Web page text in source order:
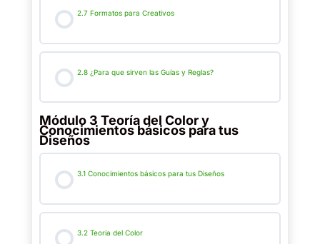
2.7 Formatos para Creativos
2.8 ¿Para que sirven las Guías y Reglas?
Módulo 3 Teoría del Color y
Conocimientos básicos para tus
Diseños
3.1 Conocimientos básicos para tus Diseños
3.2 Teoría del Color